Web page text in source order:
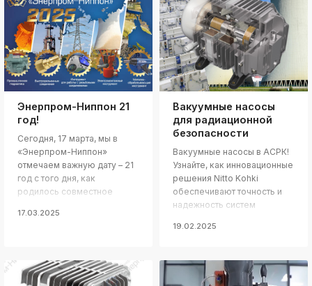
k
ksldkfjsdlfkjsls;ldfkgjsdl;kfkфыва
k
ksldkfjsdlfkjsls;ldfkgjsdl;kfkфыва
k
ksldkfjsdlfkjsls;ldfkgjsdl;kfkфыва
k
ksldkfjsdlfkjsls;ldfkgjsdl;kfkфыва
k
ksldkfjsdlfkjsls;ldfkgjsdl;kfkфыва
k
ksldkfjsdlfkjsls;ldfkgjsdl;kfkфыва
ksldkfjsdlfkjsls;ldfkgjsdl;kfkфыва
многолетний опыт,
передовые технологии и
конкурентоспособную
цену.
Энерпром-Ниппон 21
год!
Сегодня, 17 марта, мы в
«Энерпром-Ниппон»
отмечаем важную дату – 21
год с того дня, как
родилось совместное
Микуни, заложившее
Ниппон!
17.03.2025
Вакуумные насосы
для радиационной
безопасности
Вакуумные насосы в АСРК!
Узнайте, как инновационные
решения Nitto Kohki
обеспечивают точность и
надежность систем
19.02.2025